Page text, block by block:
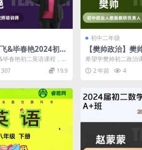
&毕春艳2024初二
春艳初二英语课程，本
VIP会员可通过...
307 19.9
初中二年级
【樊帅政治】樊
版目标A+班-
希望学樊帅初二政治
41GB，包含MP4视
2 年前 4